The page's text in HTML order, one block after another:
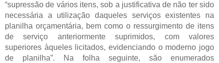
“supressão de vários itens, sob a justificativa de não ter sido
necessária a utilização daqueles serviços existentes na
planilha orçamentária, bem como o ressurgimento de itens
de serviço anteriormente suprimidos, com valores
superiores àqueles licitados, evidenciando o moderno jogo
de planilha”. Na folha seguinte, são enumerados